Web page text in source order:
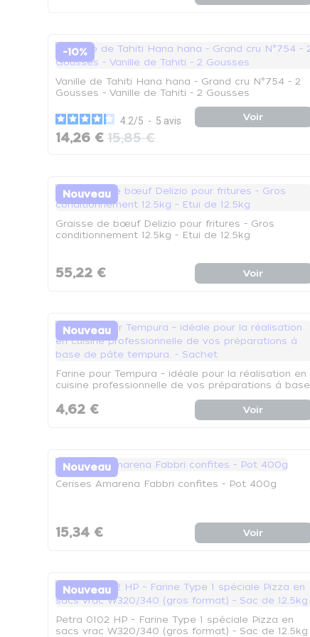
-10%
Vanille de Tahiti Hana hana - Grand cru N°754 - 2
Gousses - Vanille de Tahiti - 2 Gousses
4.2/5 - 5 avis
14,26 € 15,85 €
Voir
Nouveau
Graisse de bœuf Delizio pour fritures - Gros
conditionnement 12.5kg - Etui de 12.5kg
55,22 € Voir
Nouveau
Farine pour Tempura – idéale pour la réalisation en
cuisine professionnelle de vos préparations à base
4,62 € Voir
Nouveau
Cerises Amarena Fabbri confites - Pot 400g
15,34 € Voir
Nouveau
Petra 0102 HP – Farine Type 1 spéciale Pizza en
sacs vrac W320/340 (gros format) - Sac de 12.5kg